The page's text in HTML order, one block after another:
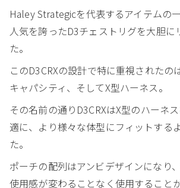
Haley Strategicを代表するアイテムの
人気を誇ったD3チェストリグを大胆に
た。
このD3CRXの設計で特に重視されたの
キャパシティ、そしてX型ハーネス。
その名前の通りD3CRXはX型のハーネ
適に、より様々な体型にフィットする
た。
ポーチの配列はアンビデザインになり
使用感が変わることなく使用すること